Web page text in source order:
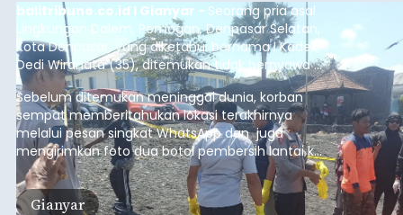
balitribune.co.id I Gianyar - Seorang pria asal
Lingkungan Dalem, Pemogan, Denpasar Selatan,
Kota Denpasar, yang diketahui bernama I Kadek
Dedi Wiranata (35), ditemukan tidak bernyawa di
pesisir Pantai Purnama, Sukawati.
Sebelum ditemukan meninggal dunia, korban
sempat memberitahukan lokasi terakhirnya
melalui pesan singkat WhatsApp dan juga
mengirimkan foto dua botol pembersih lantai ke
istrinya.
Gianyar